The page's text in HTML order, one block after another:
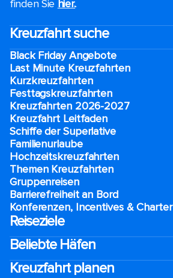
finden Sie hier..
Kreuzfahrt suche
Black Friday Angebote
Last Minute Kreuzfahrten
Kurzkreuzfahrten​
Festtagskreuzfahrten​
Kreuzfahrten 2026-2027
Kreuzfahrt Leitfaden
Schiffe der Superlative
Familienurlaube​
Hochzeitskreuzfahrten
Themen Kreuzfahrten
Gruppenreisen
Barrierefreiheit an Bord​
Konferenzen, Incentives & Charter
Reiseziele
Beliebte Häfen
Kreuzfahrt planen